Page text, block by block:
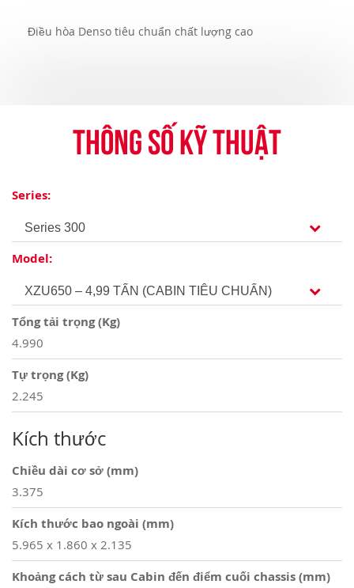
Điều hòa Denso tiêu chuẩn chất lượng cao
Thông số kỹ thuật
Series:
Model:
Tổng tải trọng (Kg)
4.990
Tự trọng (Kg)
2.245
Kích thước
Chiều dài cơ sở (mm)
3.375
Kích thước bao ngoài (mm)
5.965 x 1.860 x 2.135
Khoảng cách từ sau Cabin đến điểm cuối chassis (mm)